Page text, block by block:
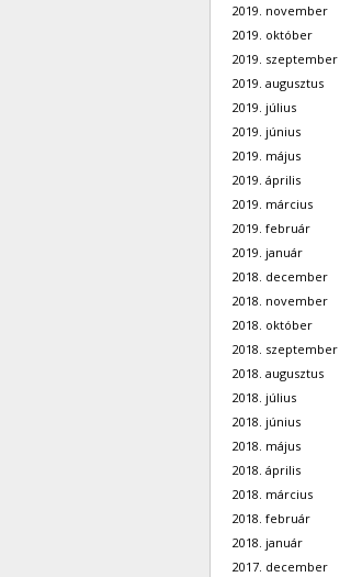
2019. november
2019. október
2019. szeptember
2019. augusztus
2019. július
2019. június
2019. május
2019. április
2019. március
2019. február
2019. január
2018. december
2018. november
2018. október
2018. szeptember
2018. augusztus
2018. július
2018. június
2018. május
2018. április
2018. március
2018. február
2018. január
2017. december